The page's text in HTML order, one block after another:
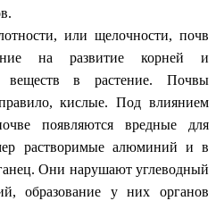
или щелочности, почв
на развитие корней и
веществ в растение. Почвы
кислые. Под влиянием
появляются вредные для
растворимые алюминий и в
Они нарушают углеводный
образование у них органов